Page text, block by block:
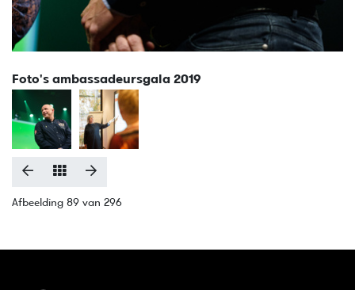
Foto's ambassadeursgala 2019
Afbeelding 89 van 296